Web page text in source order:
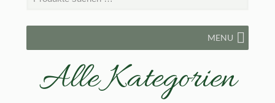
MENU
Alle Kategorien